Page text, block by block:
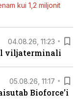
kui 1,2 miljonit
04.08.26, 11:23
viljaterminali
05.08.26, 11:17
Bioforce’i